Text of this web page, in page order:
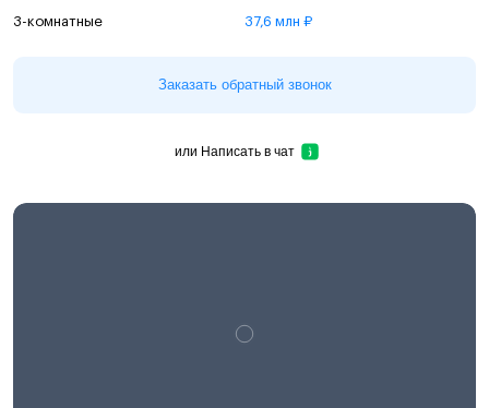
3-комнатные 37,6 млн ₽
Заказать обратный звонок
или Написать в чат